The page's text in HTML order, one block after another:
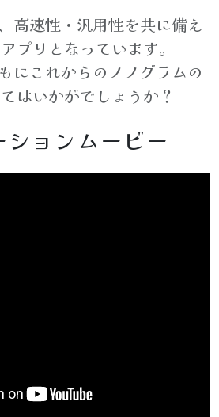
高速性・汎用性を共に備え
プリとなっています。
これからのノノグラムの
はいかがでしょうか？
ションムービー